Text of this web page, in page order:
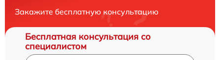
Закажите бесплатную консультацию
Бесплатная консультация со
специалистом